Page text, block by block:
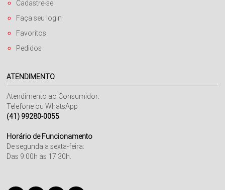
Cadastre-se
Faça seu login
Favoritos
Pedidos
ATENDIMENTO
Atendimento ao Consumidor:
Telefone ou WhatsApp
(41) 99280-0055
Horário de Funcionamento
De segunda a sexta-feira:
Das 9:00h às 17:30h.